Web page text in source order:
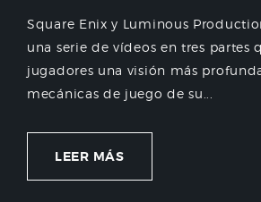
Square Enix y Luminous
una serie de vídeos en tres partes
jugadores una visión más
mecánicas de juego de su...
LEER MÁS